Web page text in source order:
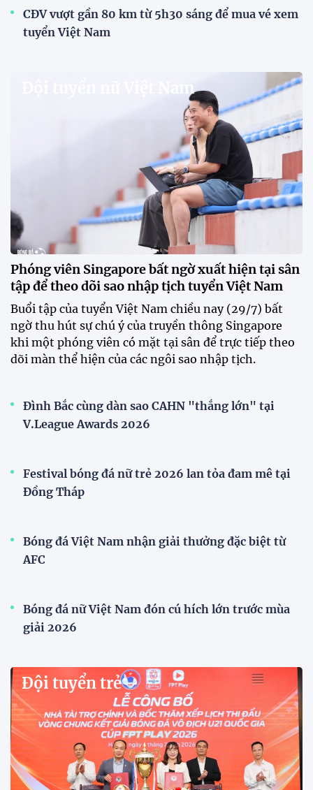
CĐV vượt gần 80 km từ 5h30 sáng để mua vé xem
tuyển Việt Nam
Đội tuyển nữ Việt Nam
Phóng viên Singapore bất ngờ xuất hiện tại sân
tập để theo dõi sao nhập tịch tuyển Việt Nam
Buổi tập của tuyển Việt Nam chiều nay (29/7) bất
ngờ thu hút sự chú ý của truyền thông Singapore
khi một phóng viên có mặt tại sân để trực tiếp theo
dõi màn thể hiện của các ngôi sao nhập tịch.
Đình Bắc cùng dàn sao CAHN "thắng lớn" tại
V.League Awards 2026
Festival bóng đá nữ trẻ 2026 lan tỏa đam mê tại
Đồng Tháp
Bóng đá Việt Nam nhận giải thưởng đặc biệt từ
AFC
Bóng đá nữ Việt Nam đón cú hích lớn trước mùa
giải 2026
Đội tuyển trẻ